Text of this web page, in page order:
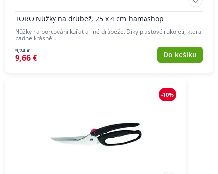
TORO Nůžky na drůbež, 25 x 4 cm_hamashop
Nůžky na porcování kuřat a jiné drůbeže. Díky plastové rukojeti, která
padne krásně…
9,74 €
9,66 € Do košíku
-10%